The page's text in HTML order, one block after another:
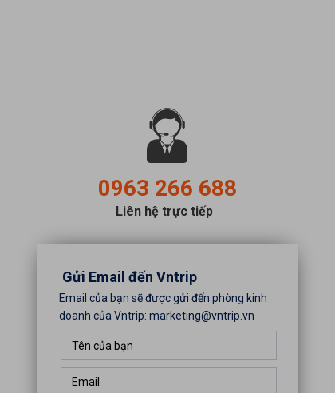
Liên hệ trực tiếp
0963 266 688
Gửi Email đến Vntrip
Email của bạn sẽ được gửi đến phòng kinh
doanh của Vntrip: marketing@vntrip.vn